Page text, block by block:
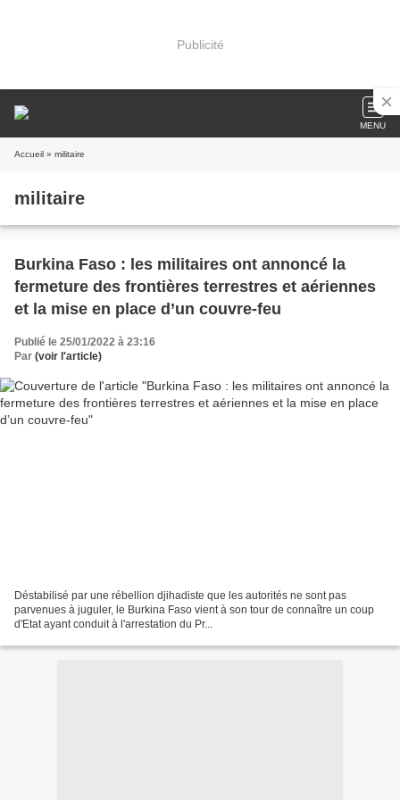
Publicité
MENU
Accueil » militaire
militaire
Burkina Faso : les militaires ont annoncé la
fermeture des frontières terrestres et aériennes
et la mise en place d’un couvre-feu
Publié le 25/01/2022 à 23:16
Par (voir l'article)
Déstabilisé par une rébellion djihadiste que les autorités ne sont pas
parvenues à juguler, le Burkina Faso vient à son tour de connaître un coup
d'Etat ayant conduit à l'arrestation du Pr...